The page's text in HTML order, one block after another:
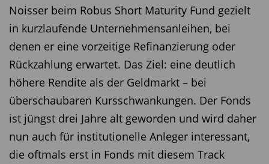
Noisser beim Robus Short Maturity Fund gezielt
in kurzlaufende Unternehmensanleihen, bei
denen er eine vorzeitige Refinanzierung oder
Rückzahlung erwartet. Das Ziel: eine deutlich
höhere Rendite als der Geldmarkt – bei
überschaubaren Kursschwankungen. Der Fonds
ist jüngst drei Jahre alt geworden und wird daher
nun auch für institutionelle Anleger interessant,
die oftmals erst in Fonds mit diesem Track